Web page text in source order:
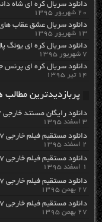
دانلود سریال کره ای شاه دائه جو جوان
۲۰ شهریور ۱۳۹۵
دانلود سریال عشق عقاب
۱۳ شهریور ۱۳۹۵
دانلود سریال کره ای یونگ پال ۲۰۱۵ با لینک
۷ شهریور ۱۳۹۵
دانلود سریال کره ای پرنس جامیونگ
۱۴ تیر ۱۳۹۵
پربازدیدترین مطالب
دانلود رایگان مسنتد خارجی Britney Ever After 2017 با لینک مستقیم
۳ اسفند ۱۳۹۵
دانلود مستقیم فیلم خارجی OK Jaanu 2017 از سرور سایت
۲ اسفند ۱۳۹۵
دانلود مستقیم فیلم خارجی John Wick: Chapter 2 2017 از سرور سایت
۱ اسفند ۱۳۹۵
دانلود مستقیم فیلم خارجی Cross Wars 2017 از سرور سایت
۲۷ بهمن ۱۳۹۵
دانلود مستقیم فیلم خارجی Fifty Shades Darker 2017 از سرور سایت
۲۷ بهمن ۱۳۹۵